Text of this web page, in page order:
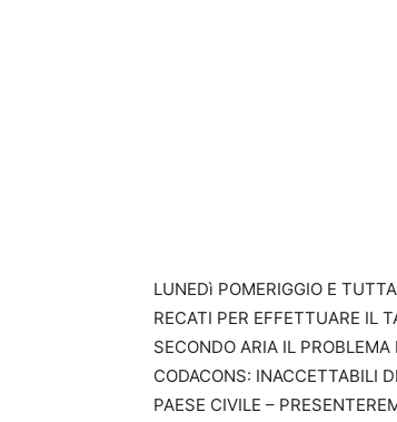
LUNEDì POMERIGGIO E
RECATI PER EFFETTUARE IL
SECONDO ARIA IL
CODACONS: INACCETTABILI
PAESE CIVILE –